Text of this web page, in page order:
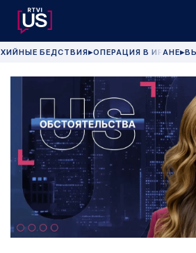
БЕДСТВИЯ▶ОПЕРАЦИЯ В ИРАНЕ▶